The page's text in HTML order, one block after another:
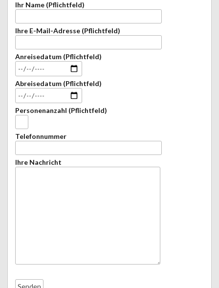
Ihr Name (Pflichtfeld)
Ihre E-Mail-Adresse (Pflichtfeld)
Anreisedatum (Pflichtfeld)
Abreisedatum (Pflichtfeld)
Personenanzahl (Pflichtfeld)
Telefonnummer
Ihre Nachricht